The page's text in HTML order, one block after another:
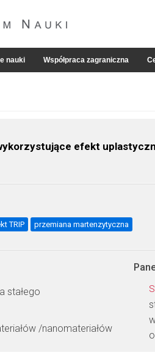
nauki Współpraca zagraniczna
efekt
TRIP przemiana martenzytyczna
stałego
/nanomateriałów